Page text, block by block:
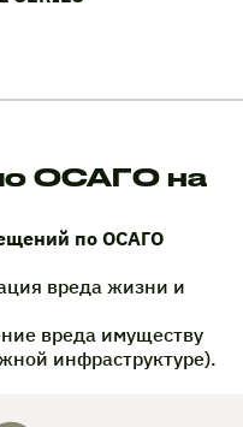
ОСАГО на
по ОСАГО
вреда жизни и
вреда имуществу
инфраструктуре).